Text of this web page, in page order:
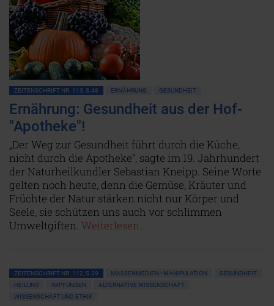
ZEITENSCHRIFT NR. 113, S.48 ERNÄHRUNG GESUNDHEIT
Ernährung: Gesundheit aus der Hof-
"Apotheke"!
„Der Weg zur Gesundheit führt durch die Küche,
nicht durch die Apotheke“, sagte im 19. Jahrhundert
der Naturheilkundler Sebastian Kneipp. Seine Worte
gelten noch heute, denn die Gemüse, Kräuter und
Früchte der Natur stärken nicht nur Körper und
Seele, sie schützen uns auch vor schlimmen
Umweltgiften. Weiterlesen...
ZEITENSCHRIFT NR. 112, S.39 MASSENMEDIEN • MANIPULATION
GESUNDHEIT
HEILUNG
IMPFUNGEN
ALTERNATIVE WISSENSCHAFT
WISSENSCHAFT UND ETHIK